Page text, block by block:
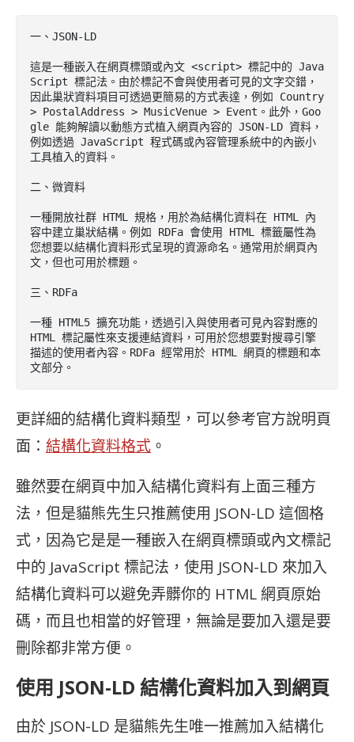
一、JSON-LD
這是一種嵌入在網頁標頭或內文 <script> 標記中的 Java
Script 標記法。由於標記不會與使用者可見的文字交錯，
因此巢狀資料項目可透過更簡易的方式表達，例如 Country
> PostalAddress > MusicVenue > Event。此外，Goo
gle 能夠解讀以動態方式植入網頁內容的 JSON-LD 資料，
例如透過 JavaScript 程式碼或內容管理系統中的內嵌小
工具植入的資料。
二、微資料
一種開放社群 HTML 規格，用於為結構化資料在 HTML 內
容中建立巢狀結構。例如 RDFa 會使用 HTML 標籤屬性為
您想要以結構化資料形式呈現的資源命名。通常用於網頁內
文，但也可用於標題。
三、RDFa
一種 HTML5 擴充功能，透過引入與使用者可見內容對應的
HTML 標記屬性來支援連結資料，可用於您想要對搜尋引擎
描述的使用者內容。RDFa 經常用於 HTML 網頁的標題和本
文部分。
更詳細的結構化資料類型，可以參考官方說明頁
面： 結構化資料格式 。
雖然要在網頁中加入結構化資料有上面三種方
法，但是貓熊先生只推薦使用 JSON-LD 這個格
式，因為它是是一種嵌入在網頁標頭或內文標記
中的 JavaScript 標記法，使用 JSON-LD 來加入
結構化資料可以避免弄髒你的 HTML 網頁原始
碼，而且也相當的好管理，無論是要加入還是要
刪除都非常方便。
使用 JSON-LD 結構化資料加入到網頁
由於 JSON-LD 是貓熊先生唯一推薦加入結構化